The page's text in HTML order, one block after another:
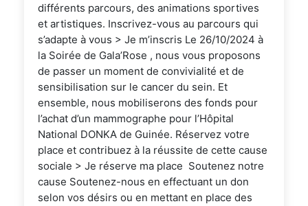
différents parcours, des animations sportives
et artistiques. Inscrivez-vous au parcours qui
s’adapte à vous > Je m’inscris Le 26/10/2024 à
la Soirée de Gala’Rose , nous vous proposons
de passer un moment de convivialité et de
sensibilisation sur le cancer du sein. Et
ensemble, nous mobiliserons des fonds pour
l’achat d’un mammographe pour l’Hôpital
National DONKA de Guinée. Réservez votre
place et contribuez à la réussite de cette cause
sociale > Je réserve ma place Soutenez notre
cause Soutenez-nous en effectuant un don
selon vos désirs ou en mettant en place des